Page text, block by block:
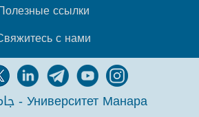
ссылки
с нами
جامعة المنارة - Университет Манара